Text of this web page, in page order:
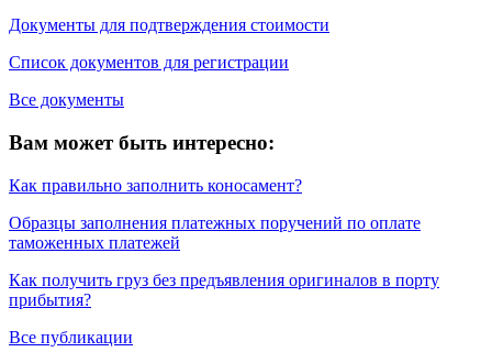
Документы для подтверждения стоимости
Список документов для регистрации
Все документы
Вам может быть интересно:
Как правильно заполнить коносамент?
Образцы заполнения платежных поручений по оплате
таможенных платежей
Как получить груз без предъявления оригиналов в порту
прибытия?
Все публикации